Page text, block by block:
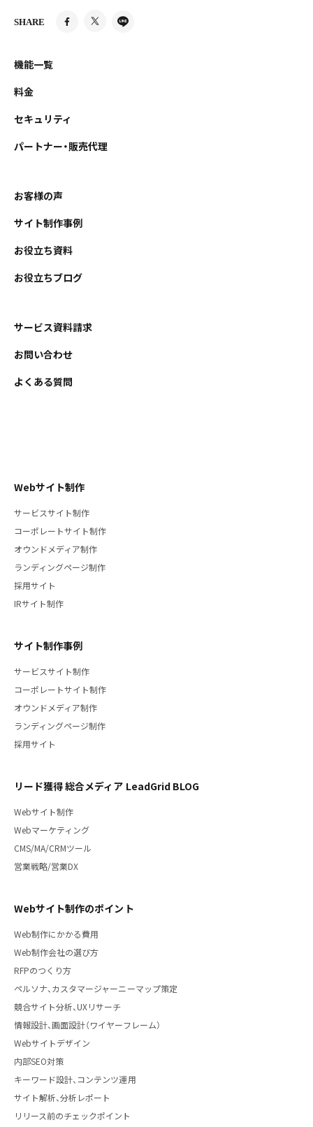
SHARE
機能一覧
料金
セキュリティ
パートナー・販売代理
お客様の声
サイト制作事例
お役立ち資料
お役立ちブログ
サービス資料請求
お問い合わせ
よくある質問
Webサイト制作
サービスサイト制作
コーポレートサイト制作
オウンドメディア制作
ランディングページ制作
採用サイト
IRサイト制作
サイト制作事例
サービスサイト制作
コーポレートサイト制作
オウンドメディア制作
ランディングページ制作
採用サイト
リード獲得 総合メディア LeadGrid BLOG
Webサイト制作
Webマーケティング
CMS/MA/CRMツール
営業戦略/営業DX
Webサイト制作のポイント
Web制作にかかる費用
Web制作会社の選び方
RFPのつくり方
ペルソナ、カスタマージャーニーマップ策定
競合サイト分析、UXリサーチ
情報設計、画面設計（ワイヤーフレーム）
Webサイトデザイン
内部SEO対策
キーワード設計、コンテンツ運用
サイト解析、分析レポート
リリース前のチェックポイント